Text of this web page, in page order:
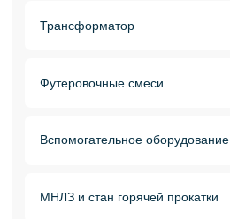
Трансформатор
Футеровочные смеси
Вспомогательное оборудование
МНЛЗ и стан горячей прокатки